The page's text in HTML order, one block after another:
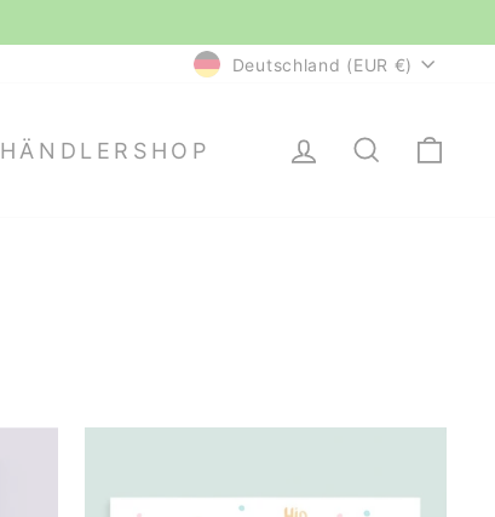
WÄHRUNG
Deutschland (EUR €)
HÄNDLERSHOP EINLOGGEN
SUCHE